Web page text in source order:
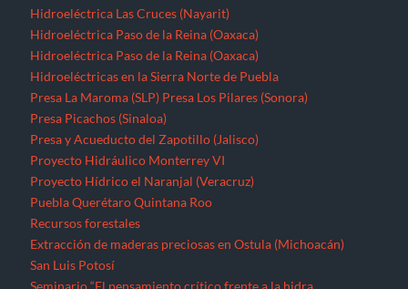
Hidroeléctrica Las Cruces (Nayarit)
Hidroeléctrica Paso de la Reina (Oaxaca)
Hidroeléctrica Paso de la Reina (Oaxaca)
Hidroeléctricas en la Sierra Norte de Puebla
Presa La Maroma (SLP) Presa Los Pilares (Sonora)
Presa Picachos (Sinaloa)
Presa y Acueducto del Zapotillo (Jalisco)
Proyecto Hidráulico Monterrey VI
Proyecto Hídrico el Naranjal (Veracruz)
Puebla Querétaro Quintana Roo
Recursos forestales
Extracción de maderas preciosas en Ostula (Michoacán)
San Luis Potosí